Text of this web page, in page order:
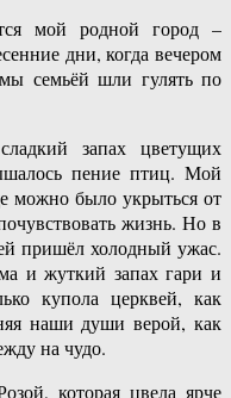
мой родной город –
дни, когда вечером
семьёй шли гулять по
запах цветущих
пение птиц. Мой
можно было укрыться от
жизнь. Но в
пришёл холодный ужас.
и жуткий запах гари и
купола церквей, как
наши души верой, как
на чудо.
которая цвела ярче